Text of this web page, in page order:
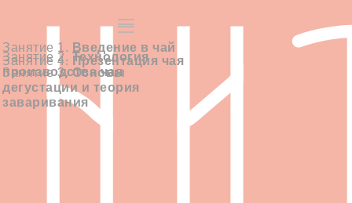
Занятие 1. Введение в чай
Занятие 2. Технология
производства чая
Занятие 3.Основы
дегустации и теория
заваривания
Занятие 4. Презентация чая